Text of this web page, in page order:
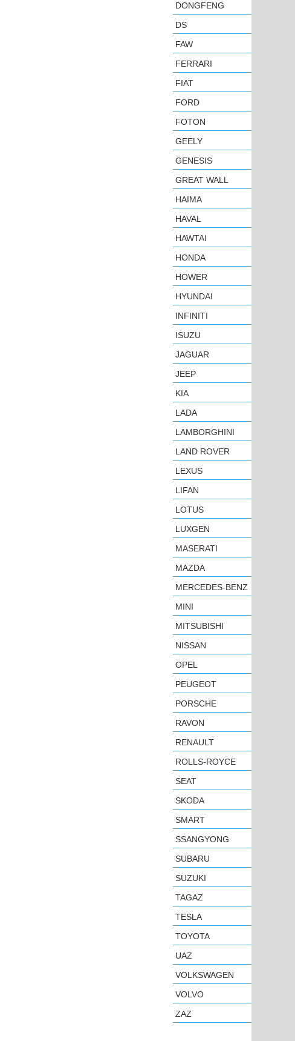
DONGFENG
DS
FAW
FERRARI
FIAT
FORD
FOTON
GEELY
GENESIS
GREAT WALL
HAIMA
HAVAL
HAWTAI
HONDA
HOWER
HYUNDAI
INFINITI
ISUZU
JAGUAR
JEEP
KIA
LADA
LAMBORGHINI
LAND ROVER
LEXUS
LIFAN
LOTUS
LUXGEN
MASERATI
MAZDA
MERCEDES-BENZ
MINI
MITSUBISHI
NISSAN
OPEL
PEUGEOT
PORSCHE
RAVON
RENAULT
ROLLS-ROYCE
SEAT
SKODA
SMART
SSANGYONG
SUBARU
SUZUKI
TAGAZ
TESLA
TOYOTA
UAZ
VOLKSWAGEN
VOLVO
ZAZ